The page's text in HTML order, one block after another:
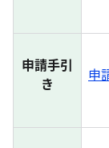
申請手引
き
申